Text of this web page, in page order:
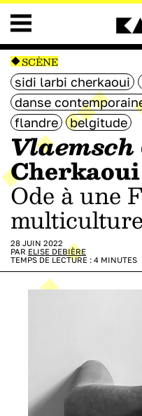
SCÈNE
sidi larbi cherkaoui
danse
flandre
belgitude
Vlaemsch
Cherkaoui
ode à une Flandre
28 JUIN 2022
PAR ELISE DEBIÈRE
TEMPS DE LECTURE : 4 MINUTES